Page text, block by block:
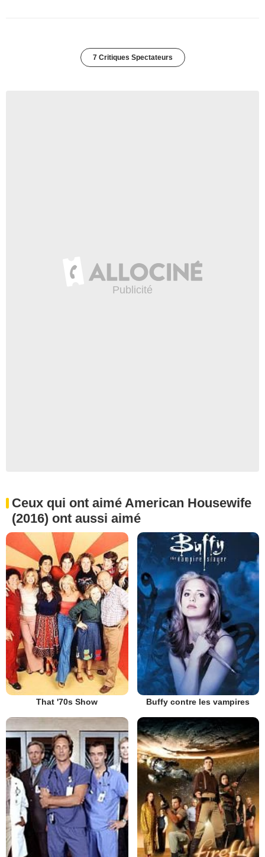
7 Critiques Spectateurs
Ceux qui ont aimé American Housewife
(2016) ont aussi aimé
That '70s Show Buffy contre les vampires